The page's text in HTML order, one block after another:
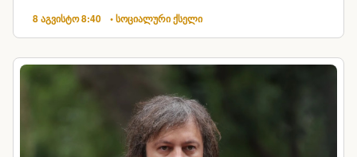
8 აგვისტო 8:40 • სოციალური ქსელი